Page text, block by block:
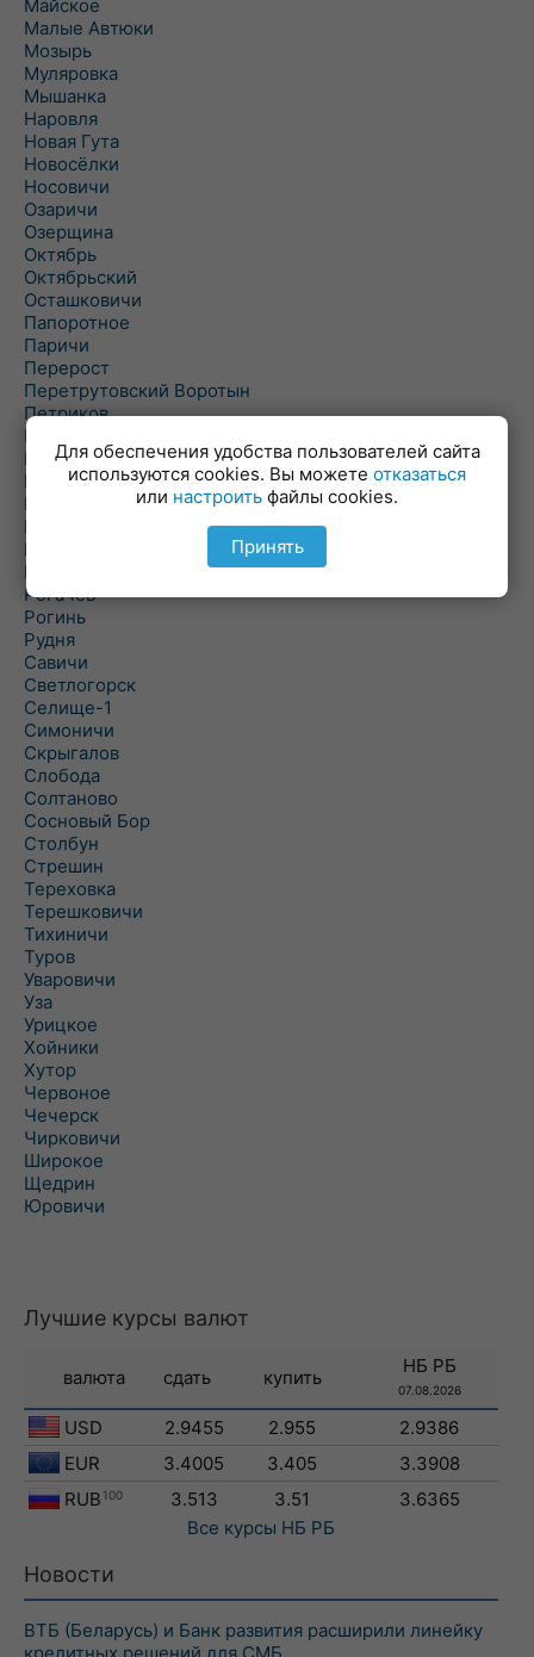
Майское
Малые Автюки
Мозырь
Муляровка
Мышанка
Наровля
Новая Гута
Новосёлки
Носовичи
Озаричи
Озерщина
Октябрь
Октябрьский
Осташковичи
Папоротное
Паричи
Перерост
Перетрутовский Воротын
Петриков
Пиревичи
Поболово
Поколюбичи
Полесье
Птичь
Речица
Ровенская Слобода
Рогачев
Рогинь
Рудня
Савичи
Светлогорск
Селище-1
Симоничи
Скрыгалов
Слобода
Солтаново
Сосновый Бор
Столбун
Стрешин
Тереховка
Терешковичи
Тихиничи
Туров
Уваровичи
Уза
Урицкое
Хойники
Хутор
Червоное
Чечерск
Чирковичи
Широкое
Щедрин
Юровичи
Лучшие курсы валют
валюта сдать купить
НБ РБ
07.08.2026
USD 2.9455 2.955
2.9386
EUR
3.4005 3.405
3.3908
RUB 100 3.513 3.51
3.6365
Все курсы НБ РБ
Новости
ВТБ (Беларусь) и Банк развития расширили линейку
Для обеспечения удобства пользователей сайта
используются cookies. Вы можете отказаться
или настроить файлы cookies.
Принять